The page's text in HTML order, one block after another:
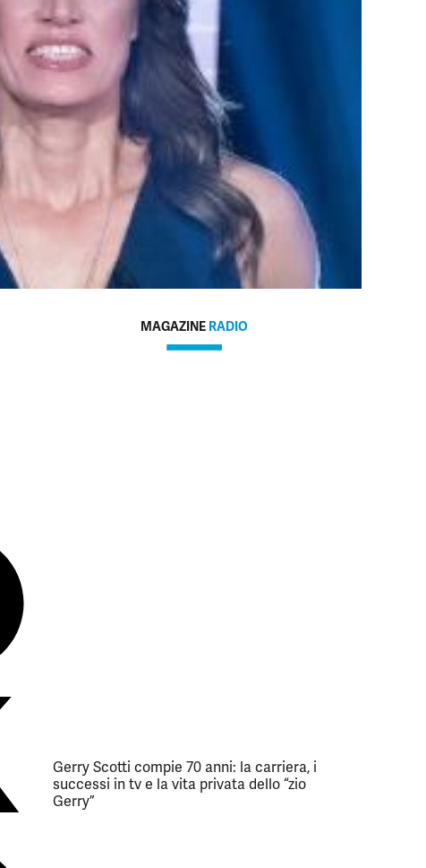
MAGAZINE RADIO
Gerry Scotti compie 70 anni: la carriera, i
successi in tv e la vita privata dello “zio
Gerry”